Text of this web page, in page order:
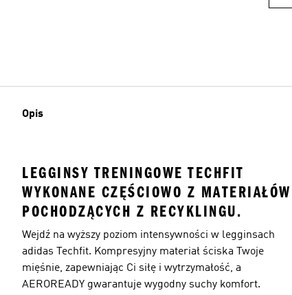
Opis
LEGGINSY TRENINGOWE TECHFIT
WYKONANE CZĘŚCIOWO Z MATERIAŁÓW
POCHODZĄCYCH Z RECYKLINGU.
Wejdź na wyższy poziom intensywności w legginsach
adidas Techfit. Kompresyjny materiał ściska Twoje
mięśnie, zapewniając Ci siłę i wytrzymałość, a
AEROREADY gwarantuje wygodny suchy komfort.